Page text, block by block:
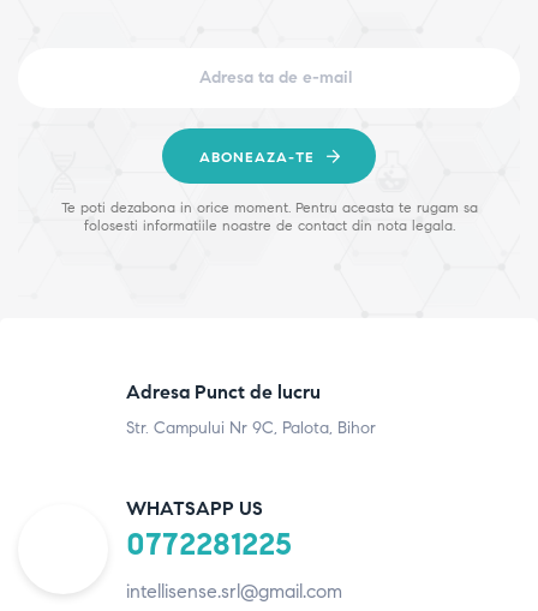
ABONEAZA-TE
Te poti dezabona in orice moment. Pentru aceasta te rugam sa
folosesti informatiile noastre de contact din nota legala.
Adresa Punct de lucru
Str. Campului Nr 9C, Palota, Bihor
WHATSAPP US
0772281225
intellisense.srl@gmail.com